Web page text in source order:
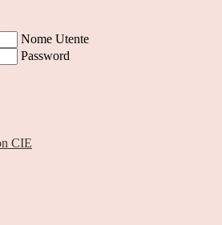
Nome Utente
Password
CIE